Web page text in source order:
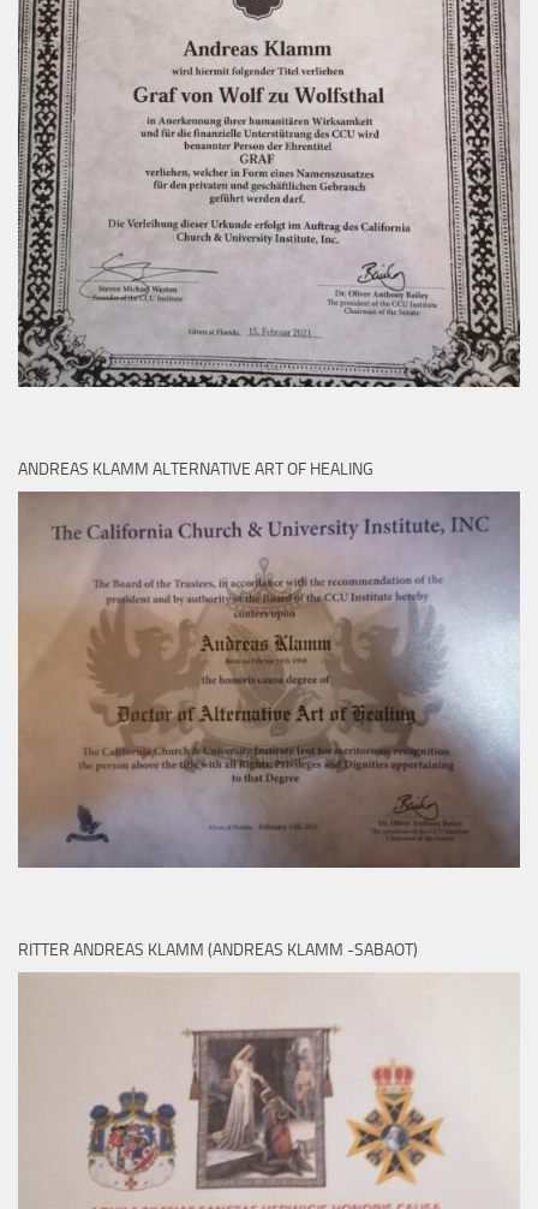
ANDREAS KLAMM ALTERNATIVE ART OF HEALING
RITTER ANDREAS KLAMM (ANDREAS KLAMM -SABAOT)